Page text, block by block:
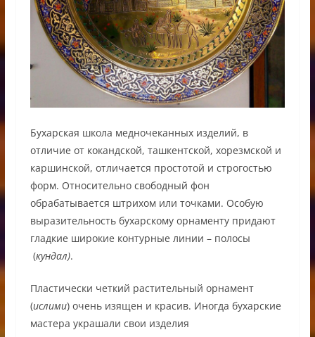
Бухарская школа медночеканных изделий, в
отличие от кокандской, ташкентской, хорезмской и
каршинской, отличается простотой и строгостью
форм. Относительно свободный фон
обрабатывается штрихом или точками. Особую
выразительность бухарскому орнаменту придают
гладкие широкие контурные линии – полосы
(кундал).
Пластически четкий растительный орнамент
(ислими) очень изящен и красив. Иногда бухарские
мастера украшали свои изделия